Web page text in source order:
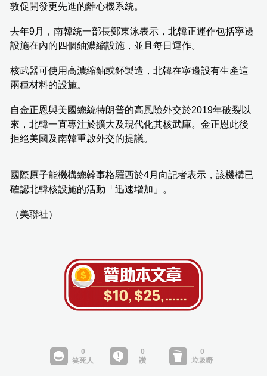
敦促開發更先進的離心機系統。
去年9月，南韓統一部長鄭東泳表示，北韓正運作包括寧邊
設施在內的四個鈾濃縮設施，並且每日運作。
核武器可使用高濃縮鈾或鈈製造，北韓在寧邊設有生產這
兩種材料的設施。
自金正恩與美國總統特朗普的高風險外交於2019年破裂以
來，北韓一直專注於擴大及現代化其核武庫。金正恩此後
拒絕美國及南韓重啟外交的提議。
國際原子能機構總幹事格羅西於4月向記者表示，該機構已
確認北韓核設施的活動「迅速增加」。
（美聯社）